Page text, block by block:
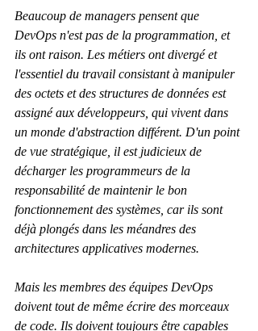
Beaucoup de managers pensent que
DevOps n'est pas de la programmation, et
ils ont raison. Les métiers ont divergé et
l'essentiel du travail consistant à manipuler
des octets et des structures de données est
assigné aux développeurs, qui vivent dans
un monde d'abstraction différent. D'un point
de vue stratégique, il est judicieux de
décharger les programmeurs de la
responsabilité de maintenir le bon
fonctionnement des systèmes, car ils sont
déjà plongés dans les méandres des
architectures applicatives modernes.
Mais les membres des équipes DevOps
doivent tout de même écrire des morceaux
de code. Ils doivent toujours être capables